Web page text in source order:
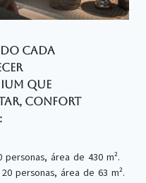
Cada
Que
Confort
personas, área de 430 m².
personas, área de 63 m².